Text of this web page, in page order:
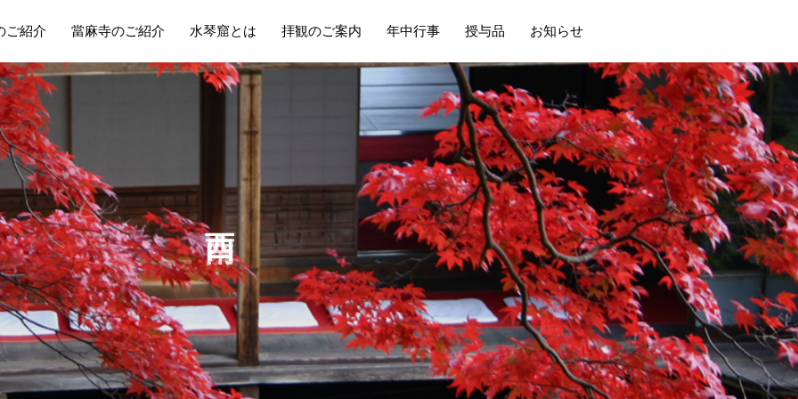
ご紹介 當麻寺のご紹介 水琴窟とは 拝観のご案内 年中行事 授与品 お知らせ
か
ら
の